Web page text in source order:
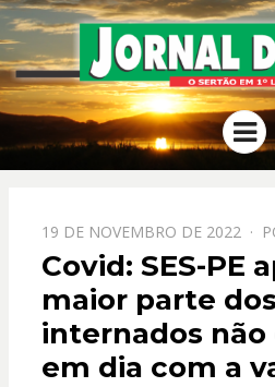
O
PPOSTADO
EM
19 DE NOVEMBRO DE 2022
Covid: SES-PE
maior parte
internados não
em dia com a